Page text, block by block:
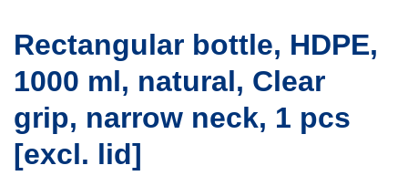
Rectangular bottle, HDPE,
1000 ml, natural, Clear
grip, narrow neck, 1 pcs
[excl. lid]